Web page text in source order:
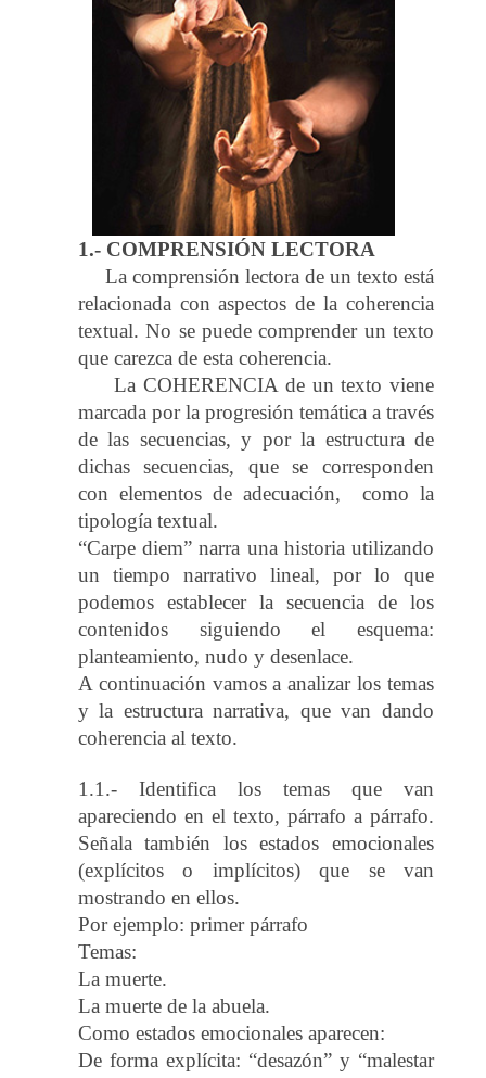
1.- COMPRENSIÓN LECTORA
La comprensión lectora de un texto está
relacionada con aspectos de la coherencia
textual. No se puede comprender un texto
que carezca de esta coherencia.
La COHERENCIA de un texto viene
marcada por la progresión temática a través
de las secuencias, y por la estructura de
dichas secuencias, que se corresponden
con elementos de adecuación, como la
tipología textual.
“Carpe diem” narra una historia utilizando
un tiempo narrativo lineal, por lo que
podemos establecer la secuencia de los
contenidos siguiendo el esquema:
planteamiento, nudo y desenlace.
A continuación vamos a analizar los temas
y la estructura narrativa, que van dando
coherencia al texto.
1.1.- Identifica los temas que van
apareciendo en el texto, párrafo a párrafo.
Señala también los estados emocionales
(explícitos o implícitos) que se van
mostrando en ellos.
Por ejemplo: primer párrafo
Temas:
La muerte.
La muerte de la abuela.
Como estados emocionales aparecen:
De forma explícita: “desazón” y “malestar